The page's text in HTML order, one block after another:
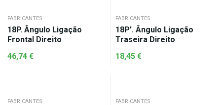
FABRICANTES
18P. Ângulo Ligação
Frontal Direito
46,74 €
FABRICANTES
18P’. Ângulo Ligação
Traseira Direito
18,45 €
FABRICANTES FABRICANTES